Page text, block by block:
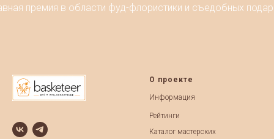
премия в области фуд-флористики и съедобных
О проекте
Информация
Рейтинги
Каталог мастерских